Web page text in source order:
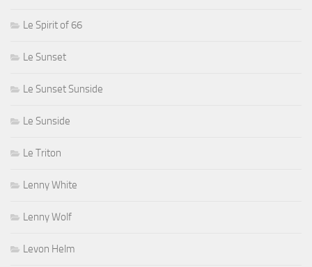
Le Spirit of 66
Le Sunset
Le Sunset Sunside
Le Sunside
Le Triton
Lenny White
Lenny Wolf
Levon Helm